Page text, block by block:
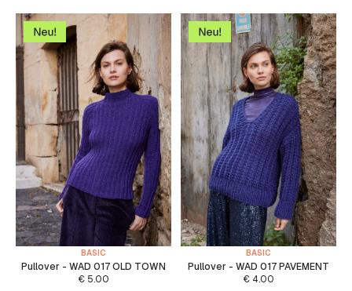
BASIC
Pullover - WAD 017 OLD TOWN
€ 5.00
BASIC
Pullover - WAD 017 PAVEMENT
€ 4.00